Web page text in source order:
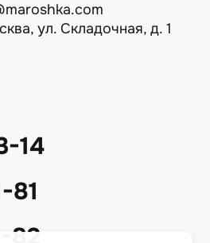
ул. Складочная, д. 1
14
81
82